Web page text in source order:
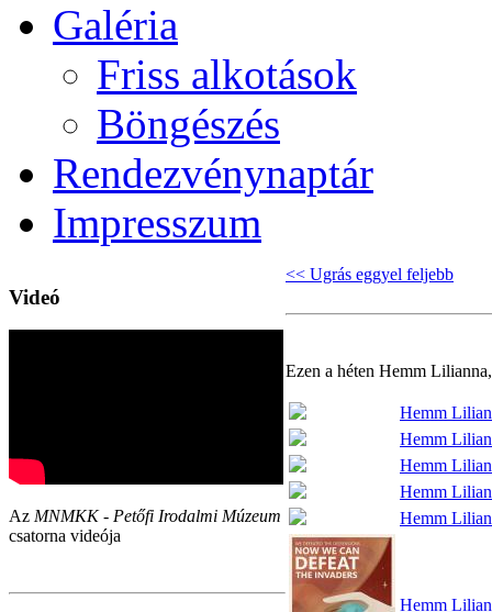
Galéria
Friss alkotások
Böngészés
Rendezvénynaptár
Impresszum
Videó
Az MNMKK - Petőfi Irodalmi Múzeum
csatorna videója
<< Ugrás eggyel feljebb
Ezen a héten Hemm
Hemm
Hemm
Hemm
Hemm
Hemm
Hemm